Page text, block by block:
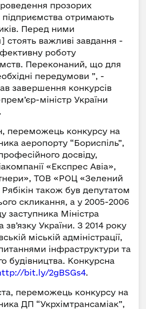
прозорих
підприємства отримають
Перед ними
стоять важливі завдання -
роботу
Переконаний, що для
передумови ”, -
завершення конкурсів
міністр України
переможець конкурсу на
аеропорту “Бориспіль”,
досвіду,
«Експрес Авіа»,
ТОВ «РОЦ «Зелений
також був депутатом
скликання, а у 2005-2006
заступника Міністра
зв’язку України. З 2014 року
міській адміністрації,
інфраструктури та
будівництва. Конкурсна
bit.ly/2gBSGs4.
переможець конкурсу на
ДП “Укрхімтрансаміак”,